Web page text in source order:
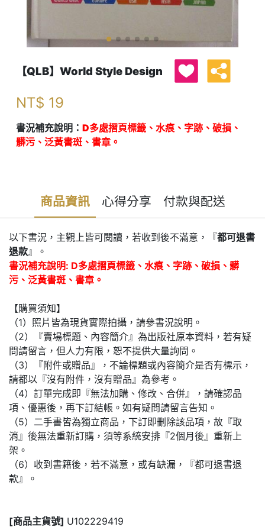
【QLB】World Style Design
NT$ 19
書況補充說明： D多處摺頁標籤、水痕、字跡、破損、
髒污、泛黃書斑、書章。
商品資訊 心得分享 付款與配送
以下書況，主觀上皆可閱讀，若收到後不滿意，『都可退書
退款』。
書況補充說明: D多處摺頁標籤、水痕、字跡、破損、髒
污、泛黃書斑、書章。
【購買須知】
（1）照片皆為現貨實際拍攝，請參書況說明。
（2）『賣場標題、內容簡介』為出版社原本資料，若有疑
問請留言，但人力有限，恕不提供大量詢問。
（3）『附件或贈品』，不論標題或內容簡介是否有標示，
請都以『沒有附件，沒有贈品』為參考。
（4）訂單完成即『無法加購、修改、合併』，請確認品
項、優惠後，再下訂結帳。如有疑問請留言告知。
（5）二手書皆為獨立商品，下訂即刪除該品項，故『取
消』後無法重新訂購，須等系統安排『2個月後』重新上
架。
（6）收到書籍後，若不滿意，或有缺漏，『都可退書退
款』。
[商品主貨號] U102229419